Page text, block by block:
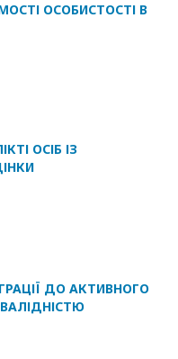
ОСОБИСТОСТІ В
ОСІБ ІЗ
ДО АКТИВНОГО